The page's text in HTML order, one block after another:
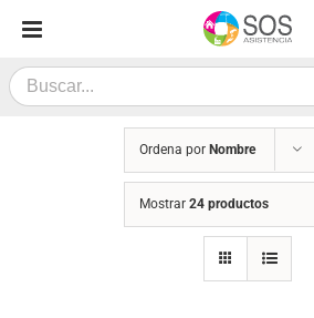
contenido
Search
for:
Ordena por Nombre
Mostrar 24 productos